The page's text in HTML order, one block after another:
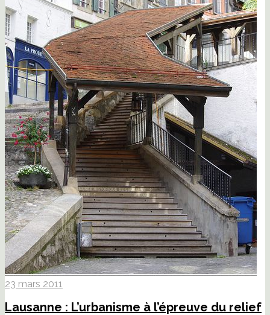
23 mars 2011
Lausanne : L’urbanisme à l’épreuve du relief